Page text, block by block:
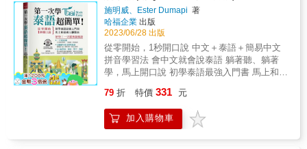
不會念的泰文，你只要對照著念， 你就可以和
泰國人侃侃而談了。 其中，中文注音是以最常
見、筆畫最簡單的國字標示。 透過聯想記憶，
學習效果絕對倍增。 & ◆易學好記&& & 簡易
中文注音學習法，懂中文就會說泰語， 每個單
字都是簡單實用的，讓你快速記憶， 更懂得如
何正確應用每個單字。 ◆編排清晰 內容依情境
分類， 採中文、泰文、中文拼音對照， 排版設
計一目瞭然，一書在手， 學習事半功倍。 ◆多
聽線上MP3，效果事半功倍，就好像請了一位
的會話 ˙ 淺綠色底框 + 白色字，表示一組對話 ˙
會話內容涵蓋各種情境，套色標示句中關鍵字 ˙
以中文句為主，方便讀者查找 ˙ 泰籍老師精心
錄製音檔MP3 *本書附贈CD片內容音檔為MP3
格式 *QR code 位置可見使用說明P004 *音檔
即頁碼編號 & ［套上單字即可使用的萬用句
用到會話裡的單字 ˙ 句型、單字皆補充英文拼
自助旅行一定會看到聽到用到的單字］ ˙ 在泰
國生活、遊玩一定會用到的單字 ˙ 單字皆補充
英文拼音 ˙ 單字搭配實景照片，更容易對照記
呢？想學泰文卻又怕泰文很難的朋友，請不要
擔心，泰文其實沒你想得那麼難。發音是每個
語言的入門門檻，本書花了大篇幅解說發音。
不僅一個字一個字教讀者怎麼唸，還告訴讀者
發音的小技巧。學發音時，嘴型是關鍵，嘴型
不對，發出來的音絕對是錯的。本書還有線上
音檔跟羅馬拼音的標記，讀者可以利用這些設
計隨時學習。 ■ 第一次寫泰語字母就純熟：清
發音以外，書中從頭教你認識泰語字母，並且
都有清楚的筆順標示，跟著書中的筆順教學來
寫，一定能讓你寫出最正確的泰文字母。此外
施明威、Ester Dumapi 著
哈福企業 出版
2023/06/28 出版
從零開始，1秒開口說 中文＋泰語＋簡易中文
拼音學習法 會中文就會說泰語 躺著聽、躺著
學，馬上開口說 初學泰語最強入門書 馬上和泰
最佳泰語學習課本！ 【初學．自修最佳好幫
手】 您可以： ◆一口氣學會：發音、單字、會
話 從發音字母開始到單字會話，快速學會說泰
79 折 特價 331 元
加入購物車